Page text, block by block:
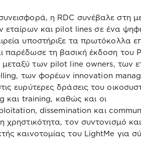
η RDC συνέβαλε στη
εταίρων και pilot lines σε ένα
υποστήριξε τα πρωτόκολλα
παρέδωσε τη βασική έκδοση του
των pilot line owners, των
, των φορέων innovation
ευρύτερες δράσεις του
και training, καθώς και οι
, dissemination και
χρηστικότητα, τον συντονισμό
καινοτομίας του LightMe για